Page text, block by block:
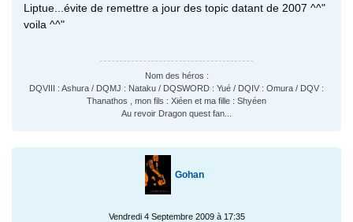
Liptue...évite de remettre a jour des topic datant de 2007 ^^"
voila ^^"
Nom des héros :
DQVIII : Ashura / DQMJ : Nataku / DQSWORD : Yué / DQIV : Omura / DQV :
Thanathos , mon fils : Xiéen et ma fille : Shyéen
Au revoir Dragon quest fan...
Gohan
Vendredi 4 Septembre 2009 à 17:35